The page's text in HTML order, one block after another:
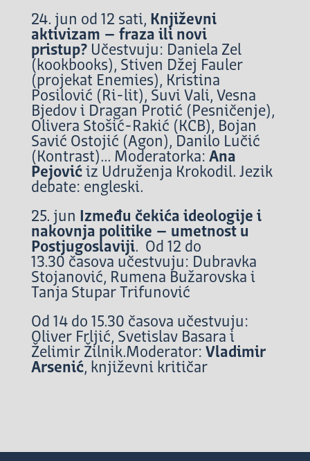
24. jun od 12 sati, Književni
aktivizam – fraza ili novi
pristup? Učestvuju: Daniela Zel
(kookbooks), Stiven Džej Fauler
(projekat Enemies), Kristina
Posilović (Ri-lit), Suvi Vali, Vesna
Bjedov i Dragan Protić (Pesničenje),
Olivera Stošić-Rakić (KCB), Bojan
Savić Ostojić (Agon), Danilo Lučić
(Kontrast)... Moderatorka: Ana
Pejović iz Udruženja Krokodil. Jezik
debate: engleski.
25. jun
Između čekića ideologije i
nakovnja politike – umetnost u
Postjugoslaviji. Od 12 do
13.30 časova učestvuju: Dubravka
Stojanović, Rumena Bužarovska i
Tanja Stupar Trifunović
Od 14 do 15.30 časova učestvuju:
Oliver Frljić, Svetislav Basara i
Želimir Žilnik.Moderator: Vladimir
Arsenić, književni kritičar